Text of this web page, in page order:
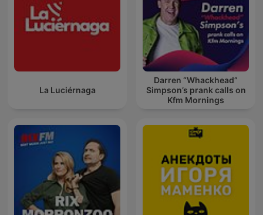
La Luciérnaga
Darren “Whackhead”
Simpson’s prank calls on
Kfm Mornings